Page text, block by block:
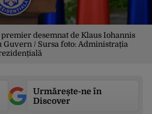
desemnat de Klaus Iohannis
/ Sursa foto: Administrația
Urmărește-ne în
Discover